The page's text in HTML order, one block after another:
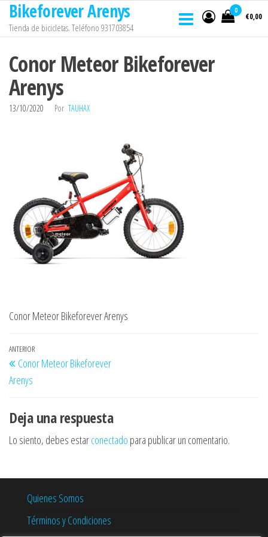
Saltar
contenido
Bikeforever Arenys
Tienda de bicicletas. Teléfono 931703854
0
€0,00
Conor Meteor Bikeforever
Arenys
13/10/2020 Por TAUHAX
Conor Meteor Bikeforever Arenys
Navegación
de
entradas
Entrada
anterior
ANTERIOR
Conor Meteor Bikeforever
Arenys
Deja una respuesta
Lo siento, debes estarconectado para publicar un comentario.
Quienes Somos
Términos y Condiciones